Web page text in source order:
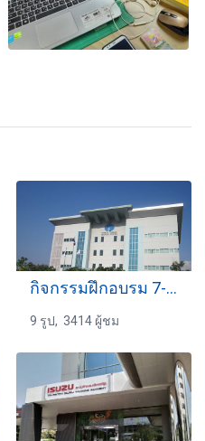
กิจกรรมฝึกอบรม 7-04-2559
9 รูป, 3414 ผู้ชม